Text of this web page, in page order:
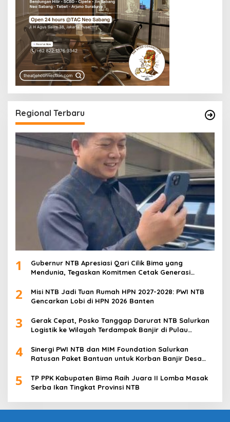
Regional Terbaru
1
Gubernur NTB Apresiasi Qari Cilik Bima yang
Mendunia, Tegaskan Komitmen Cetak Generasi
2
Misi NTB Jadi Tuan Rumah HPN 2027-2028: PWI NTB
Gencarkan Lobi di HPN 2026 Banten
3
Gerak Cepat, Posko Tanggap Darurat NTB Salurkan
Logistik ke Wilayah Terdampak Banjir di Pulau
4
Sinergi PWI NTB dan MIM Foundation Salurkan
Ratusan Paket Bantuan untuk Korban Banjir Desa
5
TP PPK Kabupaten Bima Raih Juara II Lomba Masak
Serba Ikan Tingkat Provinsi NTB